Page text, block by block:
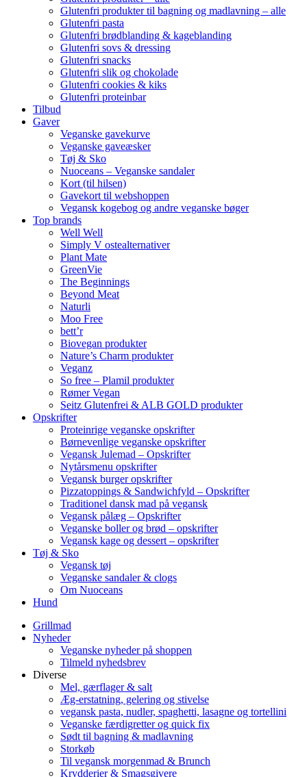
Glutenfri produkter til bagning og madlavning – alle
Glutenfri pasta
Glutenfri brødblanding & kageblanding
Glutenfri sovs & dressing
Glutenfri snacks
Glutenfri slik og chokolade
Glutenfri cookies & kiks
Glutenfri proteinbar
Tilbud
Gaver
Veganske gavekurve
Veganske gaveæsker
Tøj & Sko
Nuoceans – Veganske sandaler
Kort (til hilsen)
Gavekort til webshoppen
Vegansk kogebog og andre veganske bøger
Top brands
Well Well
Simply V ostealternativer
Plant Mate
GreenVie
The Beginnings
Beyond Meat
Naturli
Moo Free
bett’r
Biovegan produkter
Nature’s Charm produkter
Veganz
So free – Plamil produkter
Rømer Vegan
Seitz Glutenfrei & ALB GOLD produkter
Opskrifter
Proteinrige veganske opskrifter
Børnevenlige veganske opskrifter
Vegansk Julemad – Opskrifter
Nytårsmenu opskrifter
Vegansk burger opskrifter
Pizzatoppings & Sandwichfyld – Opskrifter
Traditionel dansk mad på vegansk
Vegansk pålæg – Opskrifter
Veganske boller og brød – opskrifter
Vegansk kage og dessert – opskrifter
Tøj & Sko
Vegansk tøj
Veganske sandaler & clogs
Om Nuoceans
Hund
Grillmad
Nyheder
Veganske nyheder på shoppen
Tilmeld nyhedsbrev
Diverse
Mel, gærflager & salt
Æg-erstatning, gelering og stivelse
vegansk pasta, nudler, spaghetti, lasagne og tortellini
Veganske færdigretter og quick fix
Sødt til bagning & madlavning
Storkøb
Til vegansk morgenmad & Brunch
Krydderier & Smagsgivere